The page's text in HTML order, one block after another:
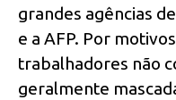
grandes agências
e a AFP. Por
trabalhadores não
geralmente